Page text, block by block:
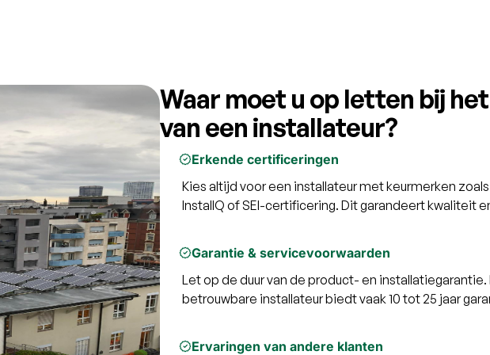
Waar moet u op letten bij
van een installateur?
Erkende certificeringen
Kies altijd voor een installateur met keurmerken
InstallQ of SEI-certificering. Dit garandeert kwaliteit
Garantie & servicevoorwaarden
Let op de duur van de product- en installatiegarantie.
betrouwbare installateur biedt vaak 10 tot 25 jaar
Ervaringen van andere klanten